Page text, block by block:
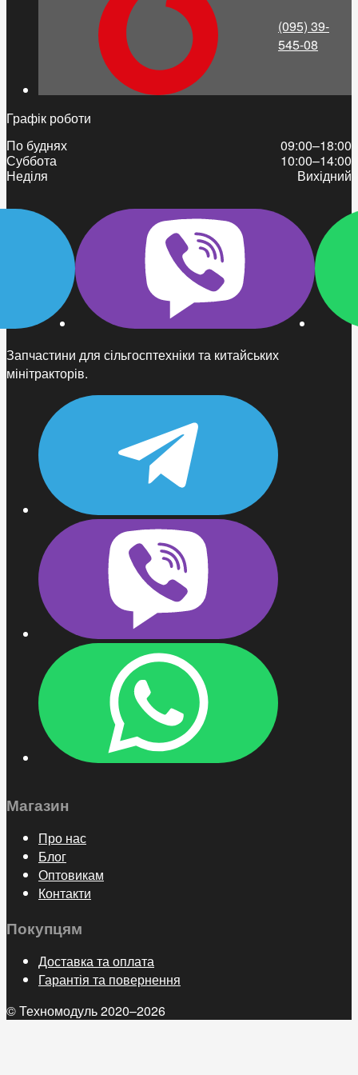
Запчастини для сільгосптехніки та китайських
мінітракторів.
Магазин
Про нас
Блог
Оптовикам
Контакти
Покупцям
Доставка та оплата
Гарантія та повернення
© Техномодуль 2020–2026
(095) 39-
545-08
Графік роботи
По буднях
09:00–18:00
Суббота
10:00–14:00
Неділя
Вихідний